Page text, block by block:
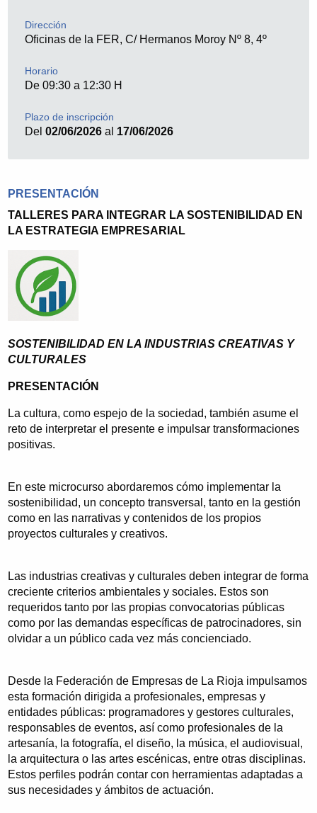
Dirección
Oficinas de la FER, C/ Hermanos Moroy Nº 8, 4º
Horario
De 09:30 a 12:30 H
Plazo de inscripción
Del02/06/2026 al 17/06/2026
PRESENTACIÓN
TALLERES PARA INTEGRAR LA SOSTENIBILIDAD EN
LA ESTRATEGIA EMPRESARIAL
SOSTENIBILIDAD EN LA INDUSTRIAS CREATIVAS Y
CULTURALES
PRESENTACIÓN
La cultura, como espejo de la sociedad, también asume el
reto de interpretar el presente e impulsar transformaciones
positivas.
En este microcurso abordaremos cómo implementar la
sostenibilidad, un concepto transversal, tanto en la gestión
como en las narrativas y contenidos de los propios
proyectos culturales y creativos.
Las industrias creativas y culturales deben integrar de forma
creciente criterios ambientales y sociales. Estos son
requeridos tanto por las propias convocatorias públicas
como por las demandas específicas de patrocinadores, sin
olvidar a un público cada vez más concienciado.
Desde la Federación de Empresas de La Rioja impulsamos
esta formación dirigida a profesionales, empresas y
entidades públicas: programadores y gestores culturales,
responsables de eventos, así como profesionales de la
artesanía, la fotografía, el diseño, la música, el audiovisual,
la arquitectura o las artes escénicas, entre otras disciplinas.
Estos perfiles podrán contar con herramientas adaptadas a
sus necesidades y ámbitos de actuación.